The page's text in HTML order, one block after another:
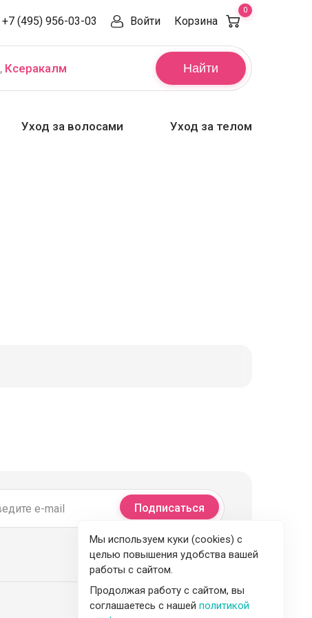
+7 (495) 956-03-03 Войти Корзина
0
Найти
, Ксеракалм
Уход за волосами Уход за телом
Подписаться
Мы используем куки (cookies) с
целью повышения удобства вашей
работы с сайтом.
Продолжая работу с сайтом, вы
соглашаетесь с нашей политикой